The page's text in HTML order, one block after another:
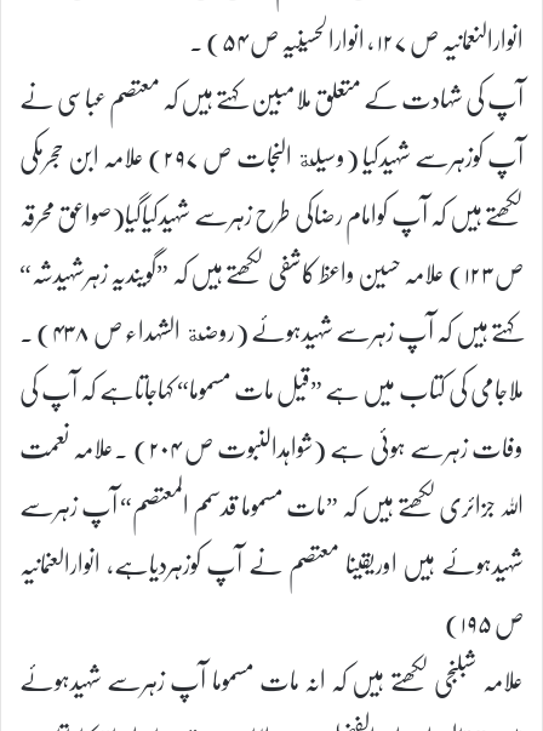
انوارالنعمانیہ ص ۱۲۷ ، انوارالحسینیہ ص ۵۴) ۔
آپ کی شہادت کے متعلق ملامبین کہتے ہیں کہ معتصم عباسی نے
آپ کوزہرسے شہیدکیا (وسیلة النجات ص ۲۹۷) علامہ ابن حجرمکی
لکھتے ہیں کہ آپ کوامام رضاکی طرح زہرسے شہیدکیاگیا(صواعق محرقہ
ص ۱۲۳) علامہ حسین واعظ کاشفی لکھتے ہیں کہ ”گویندیہ زہرشہیدشہ“
کہتے ہیں کہ آپ زہرسے شہیدہوئے (روضة الشہداء ص ۴۳۸) ۔
ملاجامی کی کتاب میں ہے ”قیل مات مسموما“ کہاجاتاہے کہ آپ کی
وفات زہرسے ہوئی ہے (شواہدالنبوت ص ۲۰۴) ۔علامہ نعمت
اللہ جزائری لکھتے ہیں کہ ”مات مسموما قدسمم المعتصم“ آپ زہرسے
شہیدہوئے ہیں اوریقینا معتصم نے آپ کوزہردیاہے، انوارالعنمانیہ
ص ۱۹۵)
علامہ شبلنجی لکھتے ہیں کہ انہ مات مسموما آپ زہرسے شہیدہوئے